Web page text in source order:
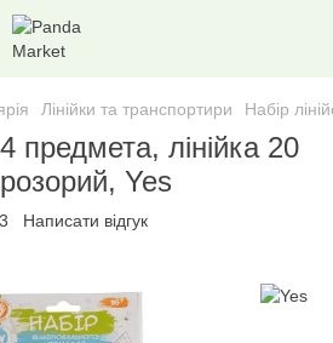
Лінійки та транспортири Набір
предмета, лінійка 20
Yes
Написати відгук